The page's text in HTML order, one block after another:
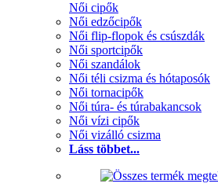
Női cipők
Női edzőcipők
Női flip-flopok és csúszdák
Női sportcipők
Női szandálok
Női téli csizma és hótaposók
Női tornacipők
Női túra- és túrabakancsok
Női vízi cipők
Női vizálló csizma
Láss többet...